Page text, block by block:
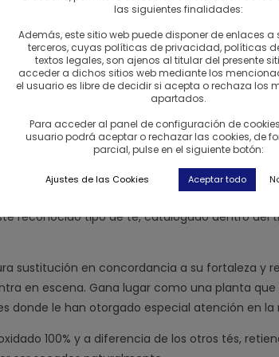
reconocido tipo de té, catalogado dentro del
sustitución en concordancia a su fortaleza
en escena. Gana lugar como una planta
donde le han otorgado especial atención en
100% y a diferencia de los otros tés,
las siguientes finalidades:
Además, este sitio web puede disponer de enlaces a
terceros, cuyas políticas de privacidad, políticas
textos legales, son ajenos al titular del presente
acceder a dichos sitios web mediante los
el usuario es libre de decidir si acepta o rechaza los
apartados.
Para acceder al panel de configuración de
usuario podrá aceptar o rechazar las cookies, de
parcial, pulse en el siguiente botón:
Ajustes de las Cookies Aceptar todo